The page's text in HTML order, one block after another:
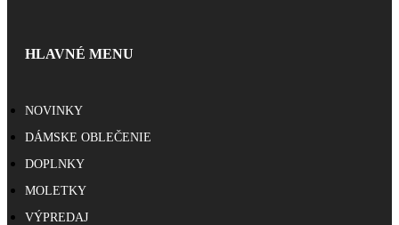
HLAVNÉ MENU
NOVINKY
DÁMSKE OBLEČENIE
DOPLNKY
MOLETKY
VÝPREDAJ